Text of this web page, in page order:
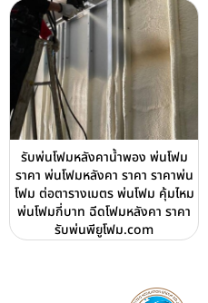
รับพ่นโฟมหลังคาน้ำพอง พ่นโฟม
ราคา พ่นโฟมหลังคา ราคา ราคาพ่น
โฟม ต่อตารางเมตร พ่นโฟม คุ้มไหม
พ่นโฟมกี่บาท ฉีดโฟมหลังคา ราคา
รับพ่นพียูโฟม.com